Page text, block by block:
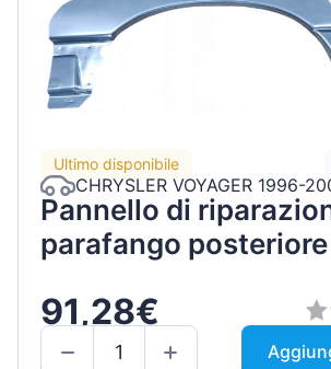
Ultimo disponibile
CHRYSLER VOYAGER 1996-
Pannello di
parafango
91,28€